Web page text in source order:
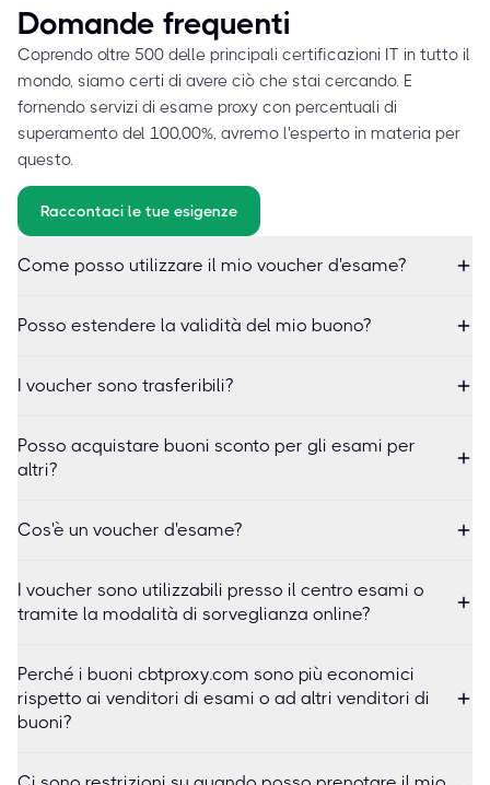
Domande frequenti
Coprendo oltre 500 delle principali certificazioni IT in tutto il
mondo, siamo certi di avere ciò che stai cercando. E
fornendo servizi di esame proxy con percentuali di
superamento del 100,00%, avremo l'esperto in materia per
questo.
Raccontaci le tue esigenze
Come posso utilizzare il mio voucher d'esame?
Posso estendere la validità del mio buono?
I voucher sono trasferibili?
Posso acquistare buoni sconto per gli esami per
altri?
Cos'è un voucher d'esame?
I voucher sono utilizzabili presso il centro esami o
tramite la modalità di sorveglianza online?
Perché i buoni cbtproxy.com sono più economici
rispetto ai venditori di esami o ad altri venditori di
buoni?